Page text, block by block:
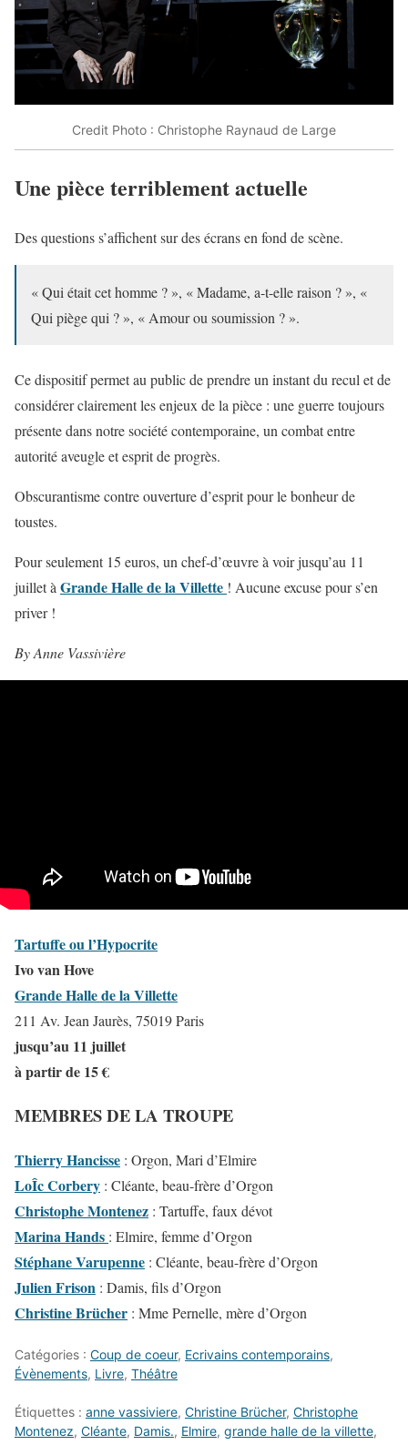
Credit Photo : Christophe Raynaud de Large
Une pièce terriblement actuelle
Des questions s’affichent sur des écrans en fond de scène.
« Qui était cet homme ? », « Madame, a-t-elle raison ? », «
Qui piège qui ? », « Amour ou soumission ? ».
Ce dispositif permet au public de prendre un instant du recul et de
considérer clairement les enjeux de la pièce : une guerre toujours
présente dans notre société contemporaine, un combat entre
autorité aveugle et esprit de progrès.
Obscurantisme contre ouverture d’esprit pour le bonheur de
toustes.
Pour seulement 15 euros, un chef-d’œuvre à voir jusqu’au 11
juillet à Grande Halle de la Villette ! Aucune excuse pour s’en
priver !
By Anne Vassivière
Tartuffe ou l’Hypocrite
Ivo van Hove
Grande Halle de la Villette
211 Av. Jean Jaurès, 75019 Paris
jusqu’au 11 juillet
à partir de 15 €
MEMBRES DE LA TROUPE
Thierry Hancisse : Orgon, Mari d’Elmire
LoÎc Corbery : Cléante, beau-frère d’Orgon
Christophe Montenez : Tartuffe, faux dévot
Marina Hands : Elmire, femme d’Orgon
Stéphane Varupenne : Cléante, beau-frère d’Orgon
Julien Frison : Damis, fils d’Orgon
Christine Brücher : Mme Pernelle, mère d’Orgon
Catégories : Coup de coeur, Ecrivains contemporains,
Évènements, Livre, Théâtre
Étiquettes : anne vassiviere, Christine Brücher, Christophe
Montenez, Cléante, Damis., Elmire, grande halle de la villette,